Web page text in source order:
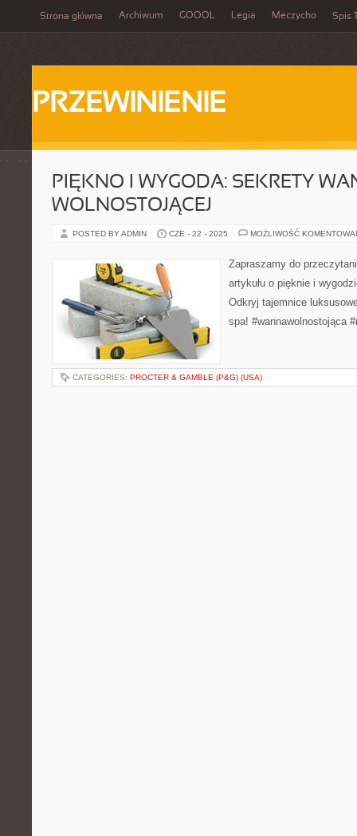
Strona główna Archiwum GOOOL Legia Meczycho Spis
PRZEWINIENIE
PIĘKNO I WYGODA: SEKRETY
WOLNOSTOJĄCEJ
POSTED BY ADMIN CZE - 22 - 2025 MOŻLIWOŚĆ
Zapraszamy do
artykułu o pięknie i
Odkryj tajemnice
spa! #wannawolnostojąca
CATEGORIES: PROCTER & GAMBLE (P&G) (USA)